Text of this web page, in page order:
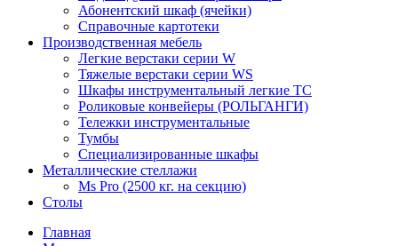
Абонентский шкаф (ячейки)
Справочные картотеки
Производственная мебель
Легкие верстаки серии W
Тяжелые верстаки серии WS
Шкафы инструментальный легкие ТС
Роликовые конвейеры (РОЛЬГАНГИ)
Тележки инструментальные
Тумбы
Специализированные шкафы
Металлические стеллажи
Ms Pro (2500 кг. на секцию)
Столы
Главная